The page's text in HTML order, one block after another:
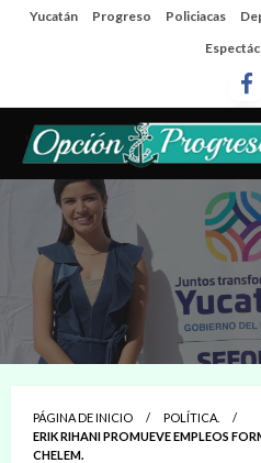
SaltaYucatán Progreso Policiacas
Opción Progreso
Las noticias del día a día del
PÁGINA DE INICIO
POLÍTICA.
ERIK RIHANI PROMUEVE EMPLEOS
CHELEM.